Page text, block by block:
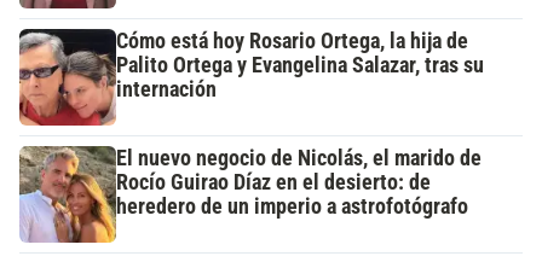
Cómo está hoy Rosario Ortega, la hija de
Palito Ortega y Evangelina Salazar, tras su
internación
El nuevo negocio de Nicolás, el marido de
Rocío Guirao Díaz en el desierto: de
heredero de un imperio a astrofotógrafo